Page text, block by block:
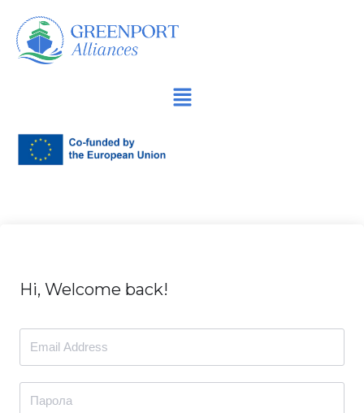
Продължете
към
Hi, Welcome back!